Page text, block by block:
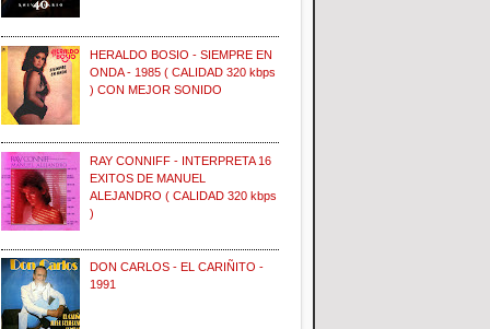
HERALDO BOSIO - SIEMPRE EN
ONDA - 1985 ( CALIDAD 320 kbps
) CON MEJOR SONIDO
RAY CONNIFF - INTERPRETA 16
EXITOS DE MANUEL
ALEJANDRO ( CALIDAD 320 kbps
)
DON CARLOS - EL CARIÑITO -
1991